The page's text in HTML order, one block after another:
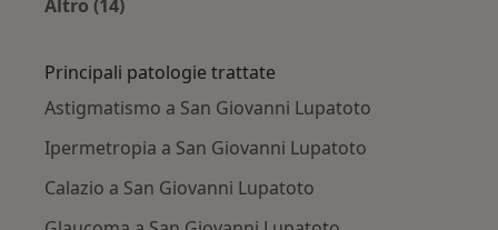
Altro (14)
Principali patologie trattate
Astigmatismo a San Giovanni Lupatoto
Ipermetropia a San Giovanni Lupatoto
Calazio a San Giovanni Lupatoto